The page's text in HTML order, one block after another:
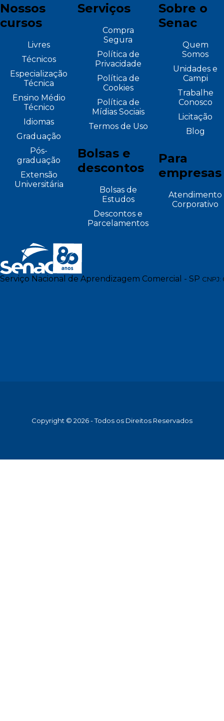
Nossos
cursos
Livres
Técnicos
Especialização
Técnica
Ensino Médio
Técnico
Idiomas
Graduação
Pós-
graduação
Extensão
Universitária
Serviços
Compra
Segura
Política de
Privacidade
Política de
Cookies
Política de
Mídias Sociais
Termos de Uso
Bolsas e
descontos
Bolsas de
Estudos
Descontos e
Parcelamentos
Sobre o
Senac
Quem
Somos
Unidades e
Campi
Trabalhe
Conosco
Licitação
Blog
Para
empresas
Atendimento
Corporativo
Serviço Nacional de Aprendizagem Comercial - SP
Copyright © 2026 - Todos os Direitos Reservados